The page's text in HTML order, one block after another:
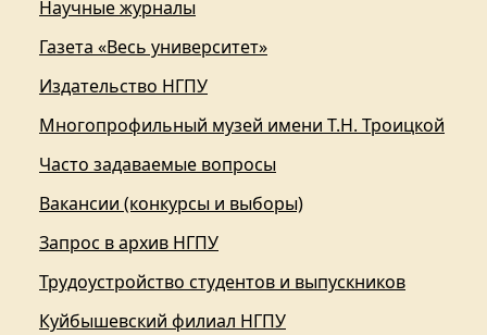
Научные журналы
Газета «Весь университет»
Издательство НГПУ
Многопрофильный музей имени Т.Н. Троицкой
Часто задаваемые вопросы
Вакансии (конкурсы и выборы)
Запрос в архив НГПУ
Трудоустройство студентов и выпускников
Куйбышевский филиал НГПУ